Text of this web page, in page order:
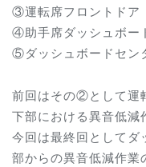
③運転席フロントドア
④助手席ダッシュボー
⑤ダッシュボードセン
前回はその②として運
下部における異音低減
今回は最終回としてダ
部からの異音低減作業